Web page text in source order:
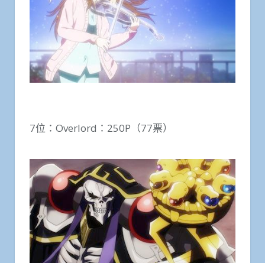
7位：Overlord：250P（77票）